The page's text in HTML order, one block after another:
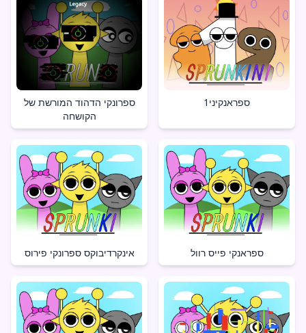
ספרונקי הדהוד המורשת של
הקושחה
ספראנקיני1
אינקרדיבוקס ספרונקי פירוס ספראנקי פייס רוול